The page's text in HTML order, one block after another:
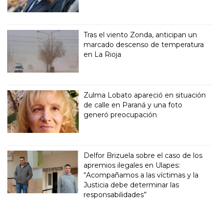
Tras el viento Zonda, anticipan un
marcado descenso de temperatura
en La Rioja
Zulma Lobato apareció en situación
de calle en Paraná y una foto
generó preocupación
Delfor Brizuela sobre el caso de los
apremios ilegales en Ulapes:
“Acompañamos a las víctimas y la
Justicia debe determinar las
responsabilidades”